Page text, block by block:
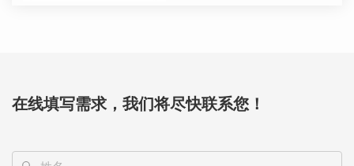
在线填写需求，我们将尽快联系您！